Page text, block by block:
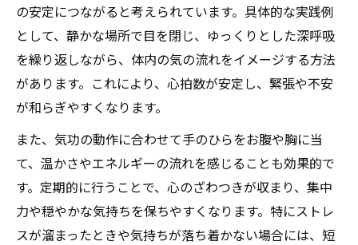
の安定につながると考えられています。具体的な実践例
として、静かな場所で目を閉じ、ゆっくりとした深呼吸
を繰り返しながら、体内の気の流れをイメージする方法
があります。これにより、心拍数が安定し、緊張や不安
が和らぎやすくなります。
また、気功の動作に合わせて手のひらをお腹や胸に当
て、温かさやエネルギーの流れを感じることも効果的で
す。定期的に行うことで、心のざわつきが収まり、集中
力や穏やかな気持ちを保ちやすくなります。特にストレ
スが溜まったときや気持ちが落ち着かない場合には、短